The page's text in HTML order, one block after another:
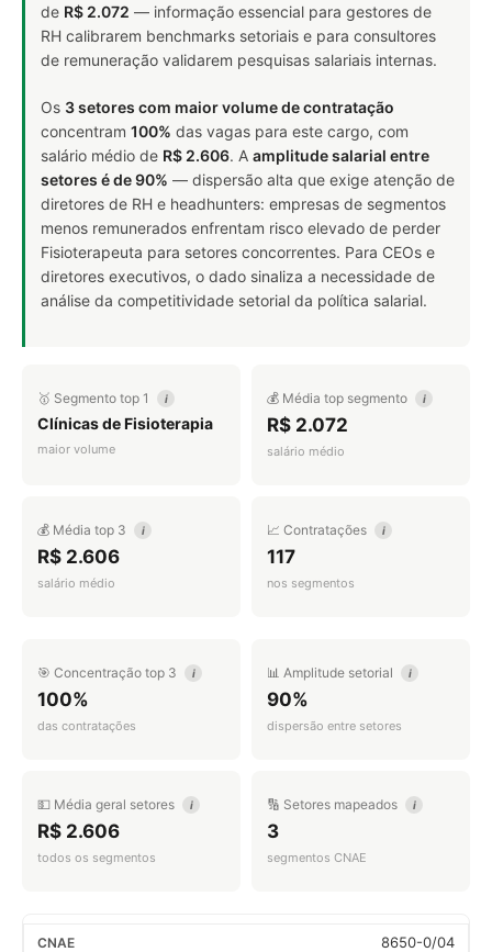
de R$ 2.072 — informação essencial para gestores de
RH calibrarem benchmarks setoriais e para consultores
de remuneração validarem pesquisas salariais internas.
Os 3 setores com maior volume de contratação
concentram 100% das vagas para este cargo, com
salário médio de R$ 2.606. A amplitude salarial entre
setores é de 90% — dispersão alta que exige atenção de
diretores de RH e headhunters: empresas de segmentos
menos remunerados enfrentam risco elevado de perder
Fisioterapeuta para setores concorrentes. Para CEOs e
diretores executivos, o dado sinaliza a necessidade de
análise da competitividade setorial da política salarial.
🥇 Segmento top 1 i
Clínicas de Fisioterapia
maior volume
💰 Média top segmento i
R$ 2.072
salário médio
💰 Média top 3 i
R$ 2.606
salário médio
📈 Contratações i
117
nos segmentos
🎯 Concentração top 3 i
100%
das contratações
📊 Amplitude setorial i
90%
dispersão entre setores
💵 Média geral setores i
R$ 2.606
todos os segmentos
🔢 Setores mapeados i
3
segmentos CNAE
8650-0/04